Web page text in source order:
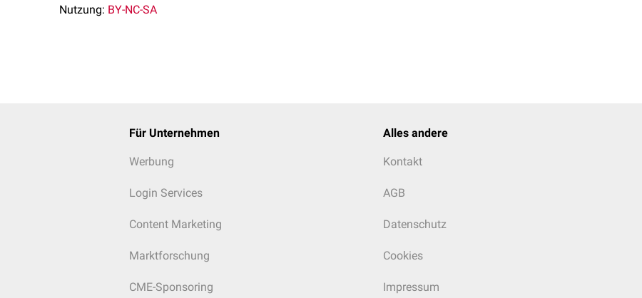
Nutzung: BY-NC-SA
Für Unternehmen
Werbung
Login Services
Content Marketing
Marktforschung
CME-Sponsoring
Alles andere
Kontakt
AGB
Datenschutz
Cookies
Impressum